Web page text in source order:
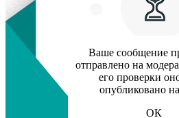
Ваше сообщение
отправлено на
его проверки
опубликовано
ОК